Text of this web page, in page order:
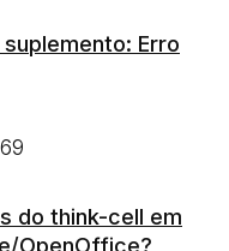
Erro
do think-cell em
OpenOffice?